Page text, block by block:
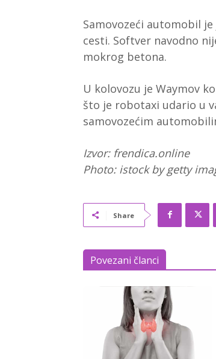
Samovozeći automobil
cesti. Softver navodno
mokrog betona.
U kolovozu je Waymov
što je robotaxi udario u
samovozećim
Izvor: frendica.online
Photo: istock by getty
Share
Povezani članci